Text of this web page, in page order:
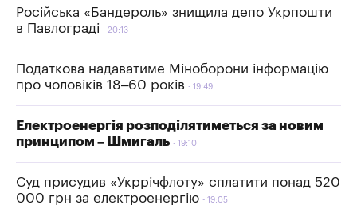
Російська «Бандероль» знищила депо Укрпошти
в Павлограді
20:13
Податкова надаватиме Міноборони інформацію
про чоловіків 18–60 років
19:49
Електроенергія розподілятиметься за новим
принципом – Шмигаль
19:10
Суд присудив «Укррічфлоту» сплатити понад 520
000 грн за електроенергію
19:05